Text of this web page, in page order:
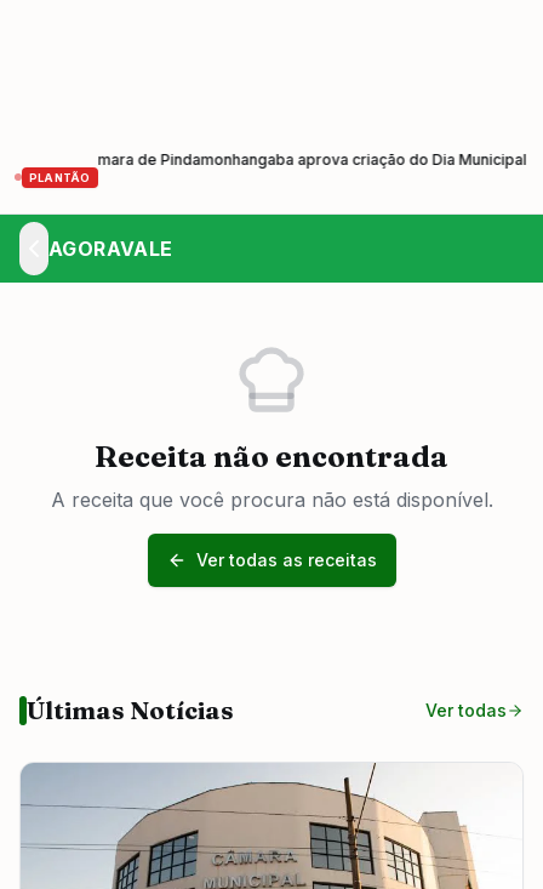
PLANTÃO
•
Câmara de Pindamonhangaba aprova criação do Dia Municipal do
AGORAVALE
Receita não encontrada
A receita que você procura não está disponível.
Ver todas as receitas
Últimas Notícias Ver todas